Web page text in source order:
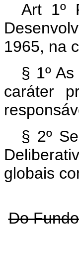
Art 1º
1965, na
§ 1º
caráter
§ 2º
globais
Do